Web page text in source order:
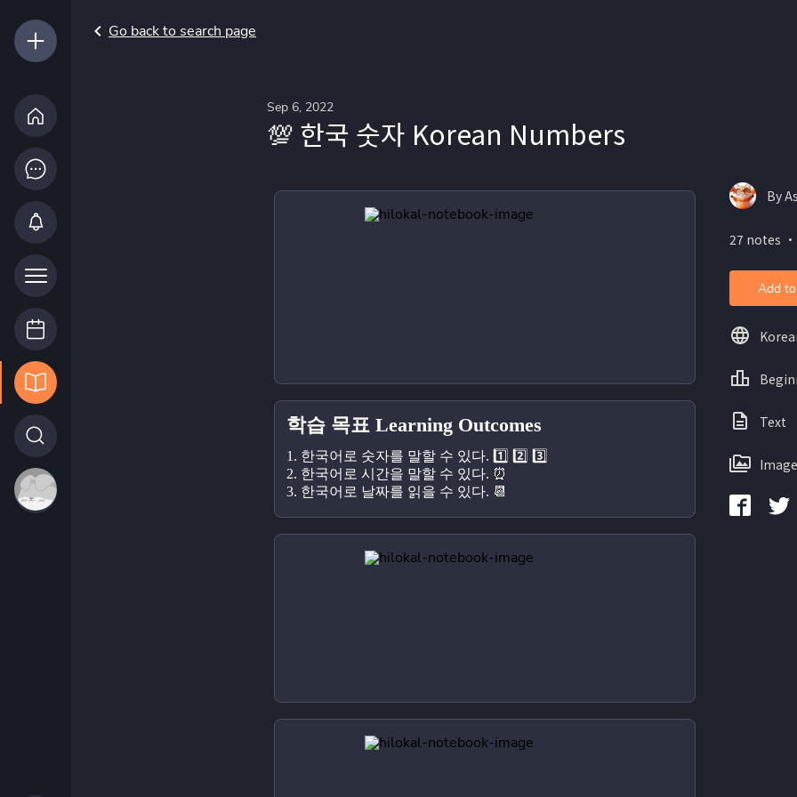
Go back to search page
Sep 6, 2022
💯 한국 숫자 Korean Numbers
학습 목표 Learning Outcomes
1. 한국어로 숫자를 말할 수 있다. 1️⃣ 2️⃣ 3️⃣
2. 한국어로 시간을 말할 수 있다. ⏰
3. 한국어로 날짜를 읽을 수 있다. 📆
By
27 notes
Add
Text